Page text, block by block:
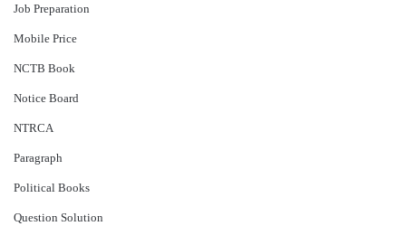
Job Preparation
Mobile Price
NCTB Book
Notice Board
NTRCA
Paragraph
Political Books
Question Solution